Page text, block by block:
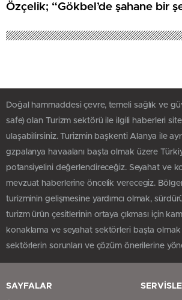
Özçelik; “Gökbel’de şahane bir
Doğal hammaddesi çevre, temeli sağlık ve
safe) olan Turizm sektörü ile ilgili haberleri
ulaşabilirsiniz. Turizmin başkenti Alanya ile
gzpalanya havaalanı başta olmak üzere
potansiyelini değerlendireceğiz. Seyahat ve
mevzuat haberlerine öncelik verecegiz.
turizminin gelişmesine yardımcı olmak,
turizm ürün çesitlerinin ortaya çıkması için
konaklama ve seyahat sektörleri başta
sektörlerin sorunları ve çözüm önerilerine
SAYFALAR